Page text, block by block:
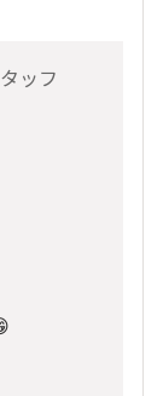
ッフ